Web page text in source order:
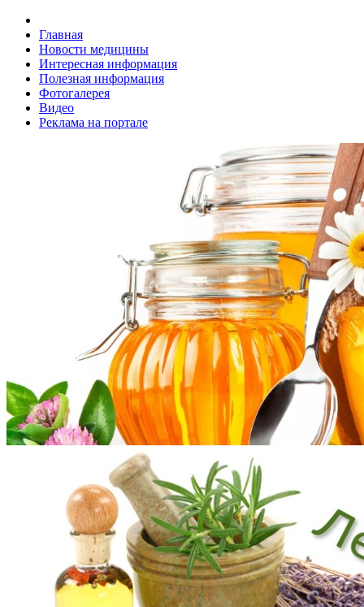
Главная
Новости медицины
Интересная информация
Полезная информация
Фотогалерея
Видео
Реклама на портале